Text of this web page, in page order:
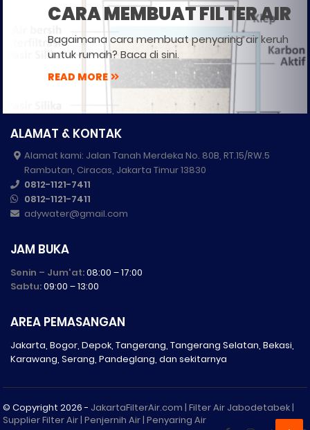
CARA MEMBUAT FILTER AIR
Bagaimana cara membuat penyaring air keruh
untuk rumah? Baca di sini.
READ MORE
ALAMAT & KONTAK
Alamat kami: Jalan Tanah Merdeka No. 80B, RT.15/RW.5
Rambutan, Ciracas, Jakarta Timur 13830
0812-1121-7411
0812-1121-7411
adywater@gmail.com
JAM BUKA
Senin – Jum'at:08:00 – 17:00
Sabtu:09:00 – 13:00
AREA PEMASANGAN
Jakarta, Bogor, Depok, Tangerang, Tangerang Selatan, Bekasi,
Karawang, Serang, Pandeglang, dan sekitarnya
© Copyright2026 - JakartaFilterAir.com | Filter Air Jabodetabek |
Supplier Filter Air | Penjernih Air | Penyaring Air